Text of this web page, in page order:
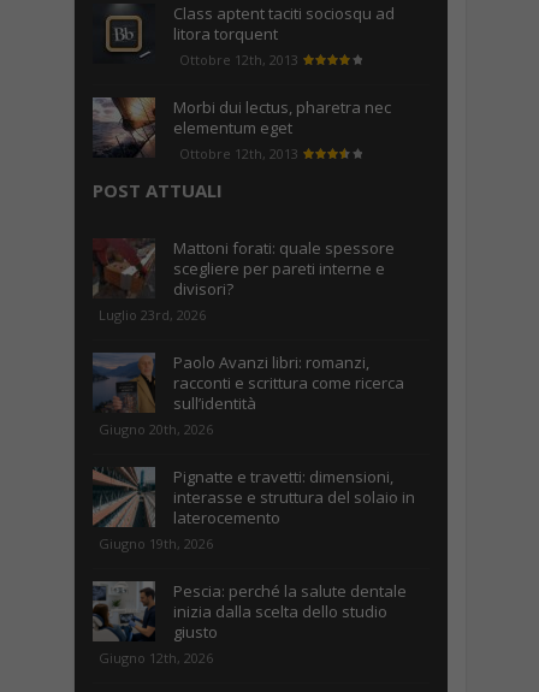
Class aptent taciti sociosqu ad
litora torquent
Ottobre 12th, 2013
Morbi dui lectus, pharetra nec
elementum eget
Ottobre 12th, 2013
POST ATTUALI
Mattoni forati: quale spessore
scegliere per pareti interne e
divisori?
Luglio 23rd, 2026
Paolo Avanzi libri: romanzi,
racconti e scrittura come ricerca
sull’identità
Giugno 20th, 2026
Pignatte e travetti: dimensioni,
interasse e struttura del solaio in
laterocemento
Giugno 19th, 2026
Pescia: perché la salute dentale
inizia dalla scelta dello studio
giusto
Giugno 12th, 2026